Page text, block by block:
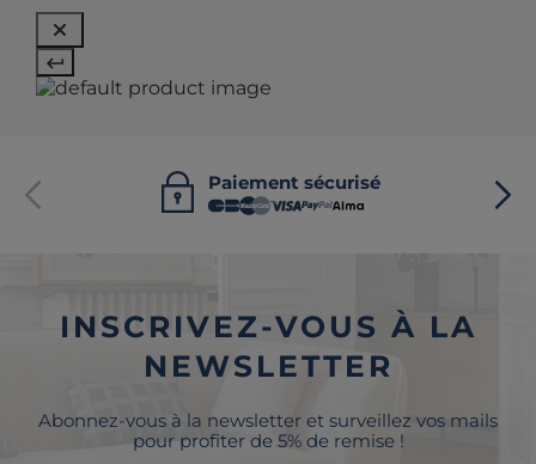
Paiement sécurisé
INSCRIVEZ-VOUS À LA
NEWSLETTER
Abonnez-vous à la newsletter et surveillez vos mails
pour profiter de 5% de remise !